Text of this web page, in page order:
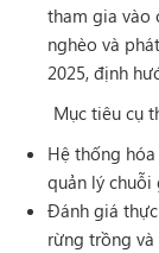
tham gia vào
nghèo và
2025, định
Mục tiêu cụ
Hệ thống
quản lý
Đánh giá
rừng trồng